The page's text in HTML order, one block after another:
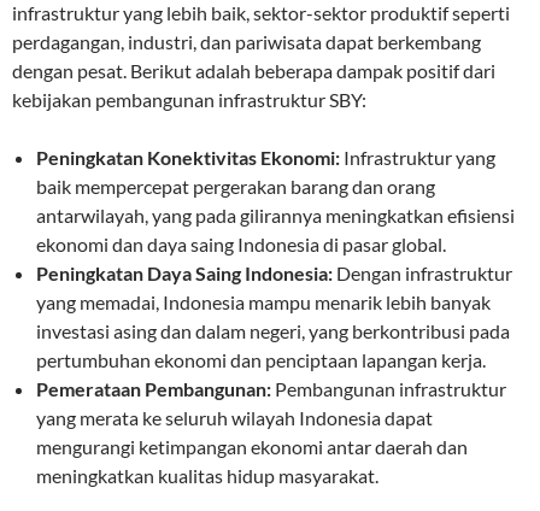
infrastruktur yang lebih baik, sektor-sektor produktif seperti
perdagangan, industri, dan pariwisata dapat berkembang
dengan pesat. Berikut adalah beberapa dampak positif dari
kebijakan pembangunan infrastruktur SBY:
Peningkatan Konektivitas Ekonomi: Infrastruktur yang
baik mempercepat pergerakan barang dan orang
antarwilayah, yang pada gilirannya meningkatkan efisiensi
ekonomi dan daya saing Indonesia di pasar global.
Peningkatan Daya Saing Indonesia: Dengan infrastruktur
yang memadai, Indonesia mampu menarik lebih banyak
investasi asing dan dalam negeri, yang berkontribusi pada
pertumbuhan ekonomi dan penciptaan lapangan kerja.
Pemerataan Pembangunan: Pembangunan infrastruktur
yang merata ke seluruh wilayah Indonesia dapat
mengurangi ketimpangan ekonomi antar daerah dan
meningkatkan kualitas hidup masyarakat.